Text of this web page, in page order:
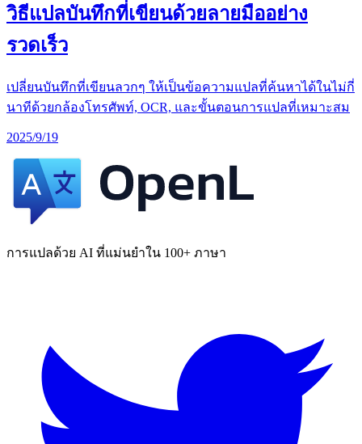
วิธีแปลบันทึกที่เขียนด้วยลายมืออย่าง
รวดเร็ว
เปลี่ยนบันทึกที่เขียนลวกๆ ให้เป็นข้อความแปลที่ค้นหาได้ในไม่กี่
นาทีด้วยกล้องโทรศัพท์, OCR, และขั้นตอนการแปลที่เหมาะสม
2025/9/19
การแปลด้วย AI ที่แม่นยำใน 100+ ภาษา